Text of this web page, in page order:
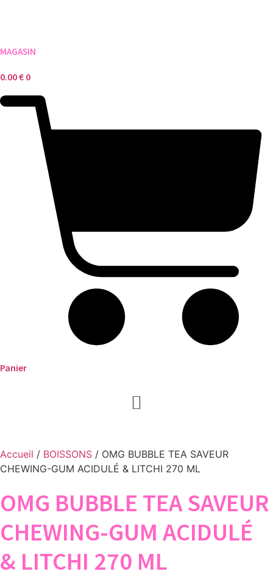
MAGASIN
0.00€ 0
Panier
Accueil / BOISSONS / OMG BUBBLE TEA SAVEUR
CHEWING-GUM ACIDULÉ & LITCHI 270 ML
OMG BUBBLE TEA SAVEUR
CHEWING-GUM ACIDULÉ
& LITCHI 270 ML